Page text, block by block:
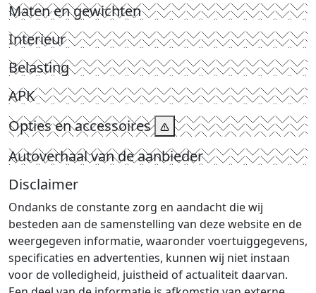
Maten en gewichten
Interieur
Belasting
APK
Opties en accessoires
Autoverhaal van de aanbieder
Disclaimer
Ondanks de constante zorg en aandacht die wij
besteden aan de samenstelling van deze website en de
weergegeven informatie, waaronder voertuiggegevens,
specificaties en advertenties, kunnen wij niet instaan
voor de volledigheid, juistheid of actualiteit daarvan.